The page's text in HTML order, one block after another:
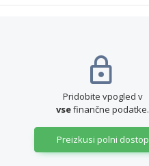
Pridobite vpogled v
vsefinančne podatke.
Preizkusi polni dostop